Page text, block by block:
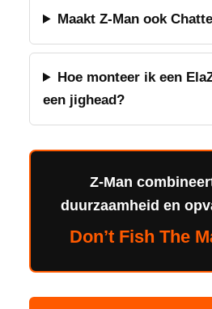
Maakt Z-Man ook
Hoe monteer ik een
een jighead?
Z-Man
duurzaamheid en
Don’t Fish The